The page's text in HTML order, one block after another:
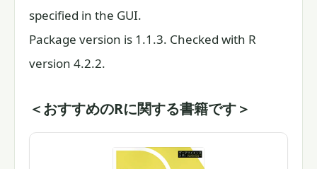
specified in the GUI.
Package version is 1.1.3. Checked with R
version 4.2.2.
＜おすすめのRに関する書籍です＞